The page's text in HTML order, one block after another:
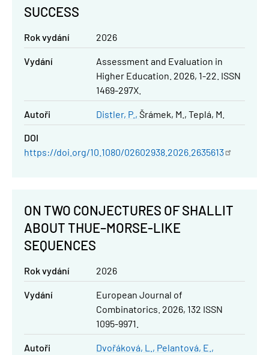
SUCCESS
Rok vydání 2026
Vydání
Assessment and Evaluation in
Higher Education. 2026, 1-22. ISSN
1469-297X.
Autoři Distler, P. Šrámek, M. Teplá, M.
DOI
https://doi.org/10.1080/02602938.2026.2635613
ON TWO CONJECTURES OF SHALLIT
ABOUT THUE–MORSE-LIKE
SEQUENCES
Rok vydání 2026
Vydání
European Journal of
Combinatorics. 2026, 132 ISSN
1095-9971.
Autoři Dvořáková, L.
Pelantová, E.